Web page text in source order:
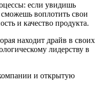
если увидишь
воплотить свои
и качество продукта.
находит драйв в своих
лидерству в
и открытую